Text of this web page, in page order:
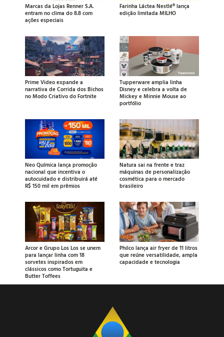
Marcas da Lojas Renner S.A.
entram no clima do 8.8 com
ações especiais
Farinha Láctea Nestlé® lança
edição limitada MILHO
Prime Video expande a
narrativa de Corrida dos Bichos
no Modo Criativo do Fortnite
Tupperware amplia linha
Disney e celebra a volta de
Mickey e Minnie Mouse ao
portfólio
Neo Química lança promoção
nacional que incentiva o
autocuidado e distribuirá até
R$ 150 mil em prêmios
Natura sai na frente e traz
máquinas de personalização
cosmética para o mercado
brasileiro
Arcor e Grupo Los Los se unem
para lançar linha com 18
sorvetes inspirados em
clássicos como Tortuguita e
Butter Toffees
Philco lança air fryer de 11 litros
que reúne versatilidade, ampla
capacidade e tecnologia